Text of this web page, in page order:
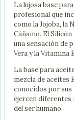
La lujosa base
profesional que
como la Jojoba, la
Cáñamo. El
una sensación de
Vera y la Vitamina
La base para
mezcla de aceites
conocidos por
ejercen diferentes
del ser humano.